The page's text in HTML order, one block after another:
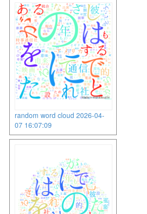
random word cloud 2026-04-
07 16:07:09